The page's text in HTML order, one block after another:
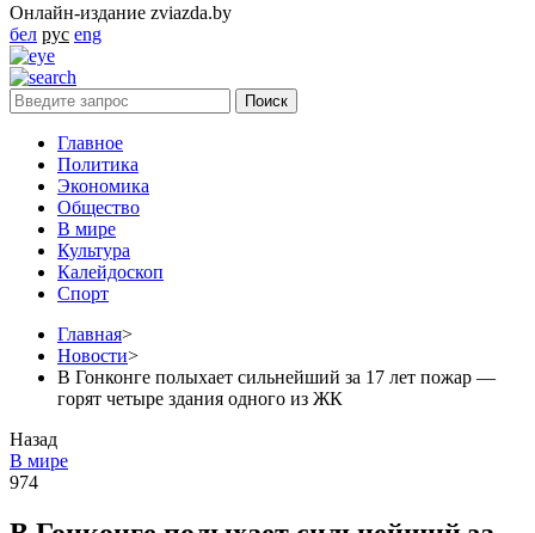
Онлайн-издание zviazda.by
бел рус eng
Главное
Политика
Экономика
Общество
В мире
Культура
Калейдоскоп
Спорт
Главная>
Новости>
В Гонконге полыхает сильнейший за 17 лет пожар —
горят четыре здания одного из ЖК
Назад
В мире
974